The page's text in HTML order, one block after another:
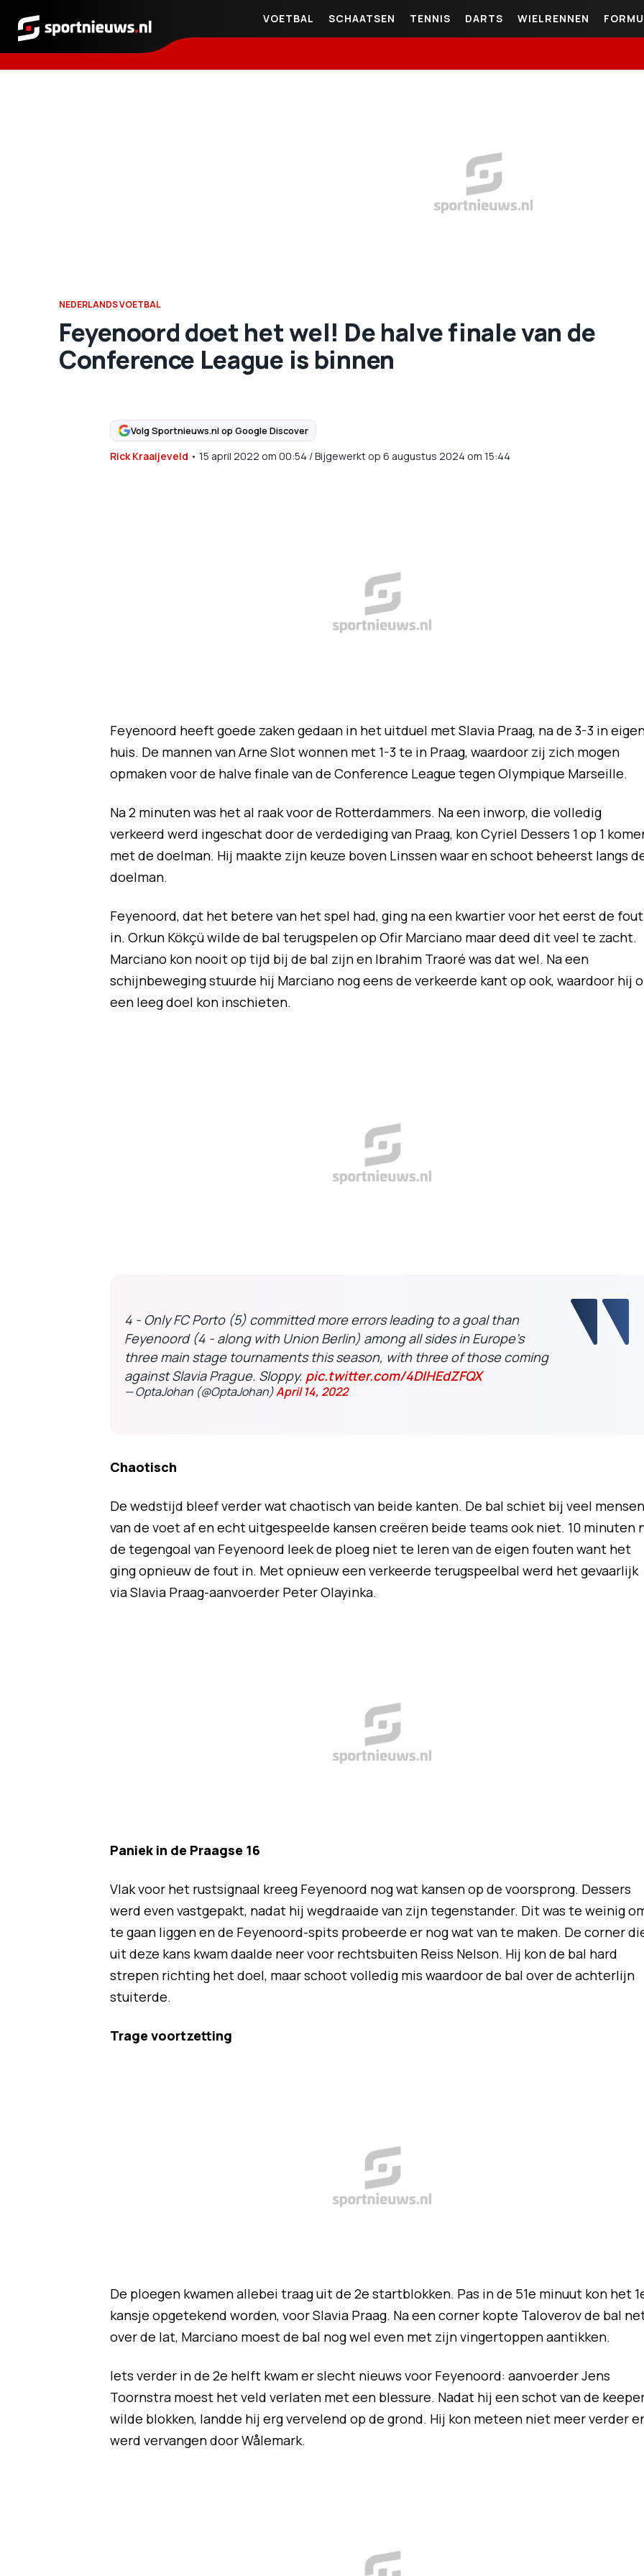
Sportnieuws.nl
VOETBAL SCHAATSEN TENNIS DARTS WIELRENNEN
NEDERLANDS VOETBAL
Feyenoord doet het wel! De halve finale van de
Conference League is binnen
Volg Sportnieuws.nl op Google Discover
Rick Kraaijeveld • 15 april 2022 om 00:54 /Bijgewerkt op 6 augustus 2024 om 15:44
Feyenoord heeft goede zaken gedaan in het uitduel met Slavia Praag, na de 3-3 in
huis. De mannen van Arne Slot wonnen met 1-3 te in Praag, waardoor zij zich mogen
opmaken voor de halve finale van de Conference League tegen Olympique Marseille.
Na 2 minuten was het al raak voor de Rotterdammers. Na een inworp, die volledig
verkeerd werd ingeschat door de verdediging van Praag, kon Cyriel Dessers 1 op 1
met de doelman. Hij maakte zijn keuze boven Linssen waar en schoot beheerst langs
doelman.
Feyenoord, dat het betere van het spel had, ging na een kwartier voor het eerst de fout
in. Orkun Kökçü wilde de bal terugspelen op Ofir Marciano maar deed dit veel te zacht.
Marciano kon nooit op tijd bij de bal zijn en Ibrahim Traoré was dat wel. Na een
schijnbeweging stuurde hij Marciano nog eens de verkeerde kant op ook, waardoor hij
een leeg doel kon inschieten.
4 - Only FC Porto (5) committed more errors leading to a goal than
Feyenoord (4 - along with Union Berlin) among all sides in Europe's
three main stage tournaments this season, with three of those coming
against Slavia Prague. Sloppy. pic.twitter.com/4DlHEdZFQX
— OptaJohan (@OptaJohan)April 14, 2022
Chaotisch
De wedstijd bleef verder wat chaotisch van beide kanten. De bal schiet bij veel mensen
van de voet af en echt uitgespeelde kansen creëren beide teams ook niet. 10 minuten
de tegengoal van Feyenoord leek de ploeg niet te leren van de eigen fouten want het
ging opnieuw de fout in. Met opnieuw een verkeerde terugspeelbal werd het gevaarlijk
via Slavia Praag-aanvoerder Peter Olayinka.
Paniek in de Praagse 16
Vlak voor het rustsignaal kreeg Feyenoord nog wat kansen op de voorsprong. Dessers
werd even vastgepakt, nadat hij wegdraaide van zijn tegenstander. Dit was te weinig
te gaan liggen en de Feyenoord-spits probeerde er nog wat van te maken. De corner
uit deze kans kwam daalde neer voor rechtsbuiten Reiss Nelson. Hij kon de bal hard
strepen richting het doel, maar schoot volledig mis waardoor de bal over de achterlijn
stuiterde.
Trage voortzetting
De ploegen kwamen allebei traag uit de 2e startblokken. Pas in de 51e minuut kon het
kansje opgetekend worden, voor Slavia Praag. Na een corner kopte Taloverov de bal
over de lat, Marciano moest de bal nog wel even met zijn vingertoppen aantikken.
Iets verder in de 2e helft kwam er slecht nieuws voor Feyenoord: aanvoerder Jens
Toornstra moest het veld verlaten met een blessure. Nadat hij een schot van de
wilde blokken, landde hij erg vervelend op de grond. Hij kon meteen niet meer verder
werd vervangen door Wålemark.